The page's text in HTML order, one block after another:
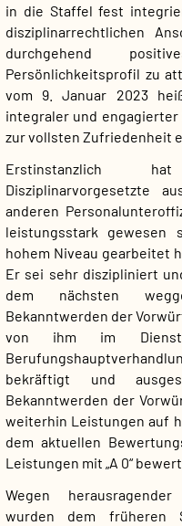
in die Staffel fest
disziplinarrechtlichen
durchgehend
Persönlichkeitsprofil zu
vom 9. Januar 2023
integraler und
zur vollsten Zufriedenheit
Erstinstanzlich
Disziplinarvorgesetzte
anderen
leistungsstark
hohem Niveau gearbeitet
Er sei sehr diszipliniert
dem nächsten
Bekanntwerden der
von ihm im
bekräftigt und
Bekanntwerden der
weiterhin Leistungen auf
dem aktuellen
Leistungen mit „A 0“
Wegen
wurden dem früheren